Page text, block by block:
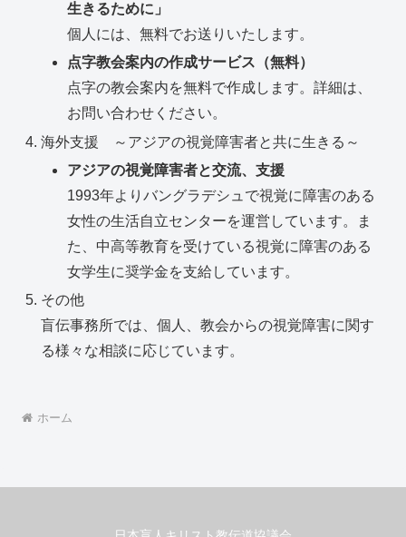
生きるために」
個人には、無料でお送りいたします。
点字教会案内の作成サービス（無料）
点字の教会案内を無料で作成します。詳細は、
お問い合わせください。
海外支援 ～アジアの視覚障害者と共に生きる～
アジアの視覚障害者と交流、支援
1993年よりバングラデシュで視覚に障害のある
女性の生活自立センターを運営しています。ま
た、中高等教育を受けている視覚に障害のある
女学生に奨学金を支給しています。
その他
盲伝事務所では、個人、教会からの視覚障害に関す
る様々な相談に応じています。
ホーム